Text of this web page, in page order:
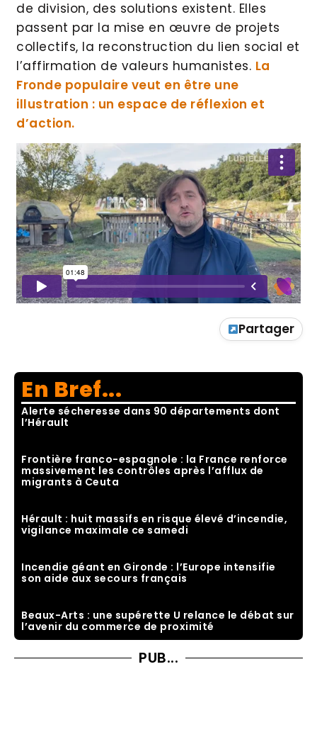
de division, des solutions existent. Elles
passent par la mise en œuvre de projets
collectifs, la reconstruction du lien social et
l’affirmation de valeurs humanistes. La
Fronde populaire veut en être une
illustration : un espace de réflexion et
d’action.
Partager
En Bref...
Alerte sécheresse dans 90 départements dont
l’Hérault
Frontière franco-espagnole : la France renforce
massivement les contrôles après l’afflux de
migrants à Ceuta
Hérault : huit massifs en risque élevé d’incendie,
vigilance maximale ce samedi
Incendie géant en Gironde : l’Europe intensifie
son aide aux secours français
Beaux-Arts : une supérette U relance le débat sur
l’avenir du commerce de proximité
PUB...